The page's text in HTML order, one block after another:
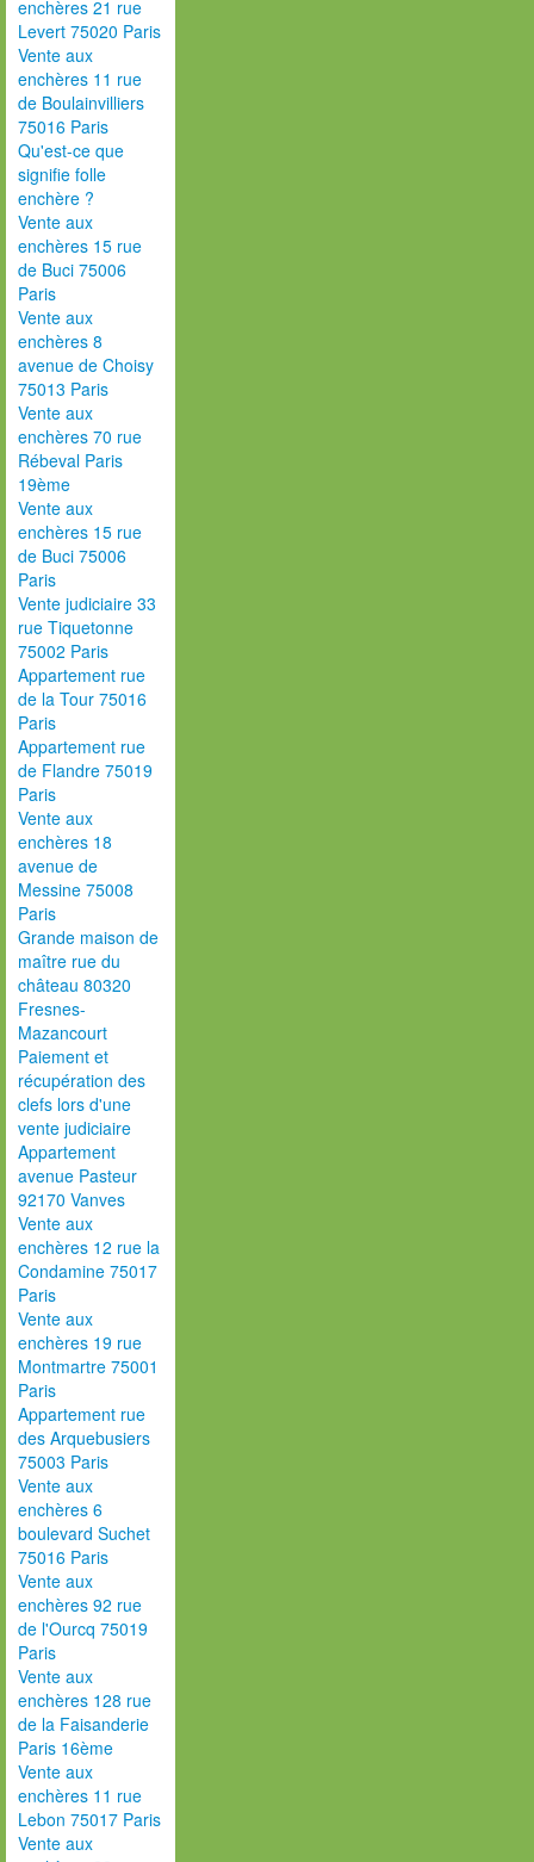
enchères 21 rue
Levert 75020 Paris
Vente aux
enchères 11 rue
de Boulainvilliers
75016 Paris
Qu'est-ce que
signifie folle
enchère ?
Vente aux
enchères 15 rue
de Buci 75006
Paris
Vente aux
enchères 8
avenue de Choisy
75013 Paris
Vente aux
enchères 70 rue
Rébeval Paris
19ème
Vente aux
enchères 15 rue
de Buci 75006
Paris
Vente judiciaire 33
rue Tiquetonne
75002 Paris
Appartement rue
de la Tour 75016
Paris
Appartement rue
de Flandre 75019
Paris
Vente aux
enchères 18
avenue de
Messine 75008
Paris
Grande maison de
maître rue du
château 80320
Fresnes-
Mazancourt
Paiement et
récupération des
clefs lors d'une
vente judiciaire
Appartement
avenue Pasteur
92170 Vanves
Vente aux
enchères 12 rue la
Condamine 75017
Paris
Vente aux
enchères 19 rue
Montmartre 75001
Paris
Appartement rue
des Arquebusiers
75003 Paris
Vente aux
enchères 6
boulevard Suchet
75016 Paris
Vente aux
enchères 92 rue
de l'Ourcq 75019
Paris
Vente aux
enchères 128 rue
de la Faisanderie
Paris 16ème
Vente aux
enchères 11 rue
Lebon 75017 Paris
Vente aux